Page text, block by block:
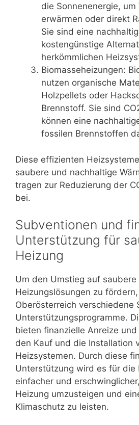
die Sonnenenergie, um
erwärmen oder direkt
Sie sind eine
kostengünstige
herkömmlichen
Biomasseheizungen:
nutzen organische
Holzpellets oder
Brennstoff. Sie sind
können eine
fossilen Brennstoffen
Diese effizienten
saubere und nachhaltige
tragen zur Reduzierung der
bei.
Subventionen und
Unterstützung für
Heizung
Um den Umstieg auf saubere
Heizungslösungen zu
Oberösterreich verschiedene
Unterstützungsprogramme.
bieten finanzielle Anreize
den Kauf und die Installation
Heizsystemen. Durch diese
Unterstützung wird es für die
einfacher und
Heizung umzusteigen und
Klimaschutz zu leisten.